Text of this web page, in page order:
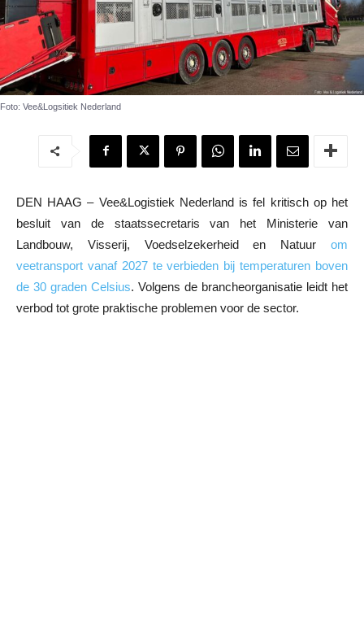
Foto: Vee&Logsitiek Nederland
DEN HAAG – Vee&Logistiek Nederland is fel kritisch op het
besluit van de staatssecretaris van het Ministerie van
Landbouw, Visserij, Voedselzekerheid en Natuur om
veetransport vanaf 2027 te verbieden bij temperaturen boven
de 30 graden Celsius. Volgens de brancheorganisatie leidt het
verbod tot grote praktische problemen voor de sector.